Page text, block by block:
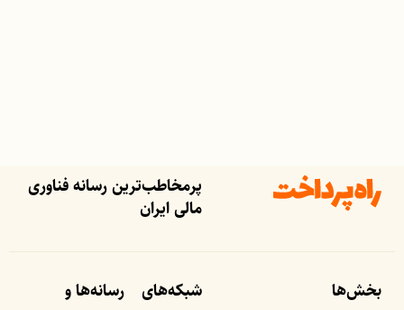
پرمخاطب‌ترین رسانه فناوری
مالی ایران
بخش‌ها
شبکه‌های
رسانه‌ها و